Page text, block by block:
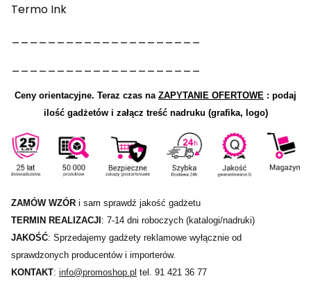
Termo Ink
Ceny orientacyjne. Teraz czas na ZAPYTANIE OFERTOWE : podaj
ilość gadżetów i załącz treść nadruku (grafika, logo)
ZAMÓW WZÓR i sam sprawdź jakość gadżetu
TERMIN REALIZACJI : 7-14 dni roboczych (katalogi/nadruki)
JAKOŚĆ: Sprzedajemy gadżety reklamowe wyłącznie od
sprawdzonych producentów i importerów.
KONTAKT: info@promoshop.pl tel. 91 421 36 77